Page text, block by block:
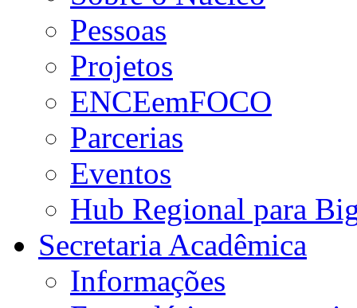
Pessoas
Projetos
ENCEemFOCO
Parcerias
Eventos
Hub Regional para
Secretaria Acadêmica
Informações